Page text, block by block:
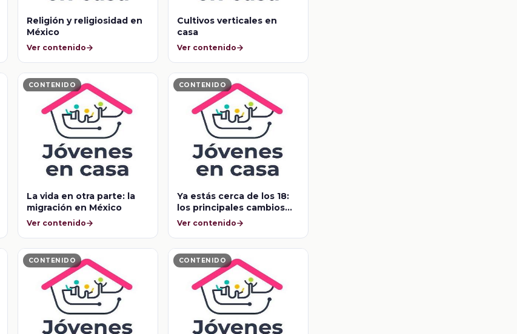
Religión y religiosidad en
México
Ver contenido
Cultivos verticales en
casa
Ver contenido
CONTENIDO
La vida en otra parte: la
migración en México
Ver contenido
CONTENIDO
Ya estás cerca de los 18:
los principales cambios
de la vida adulta
Ver contenido
CONTENIDO CONTENIDO